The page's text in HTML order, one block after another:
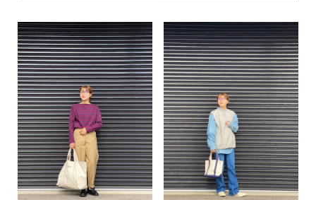
キーワード
性別
MENS LADIES KIDS